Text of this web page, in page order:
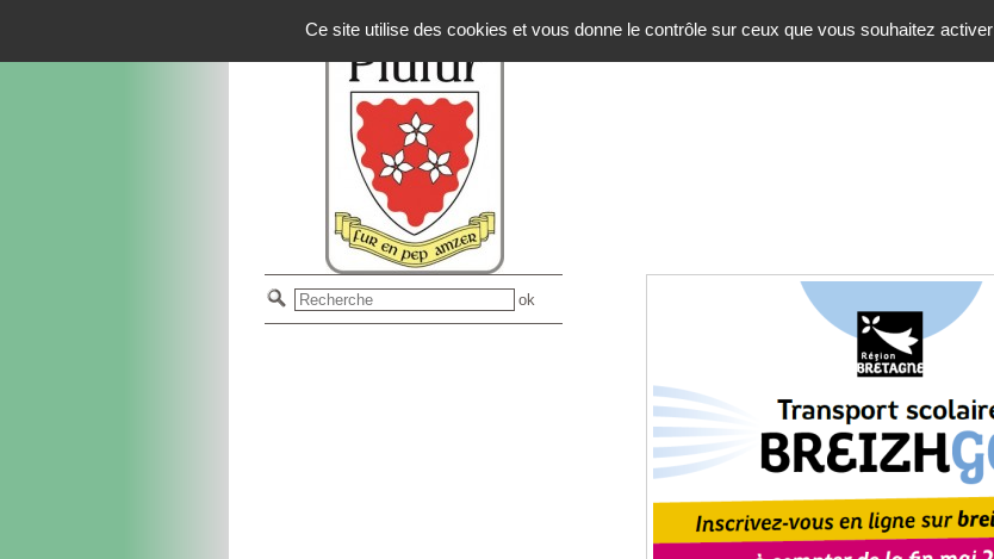
Ce site utilise des cookies et vous donne le contrôle sur ceux que vous souhaitez activer